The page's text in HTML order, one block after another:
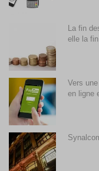
La fin
elle la
Vers
en ligne